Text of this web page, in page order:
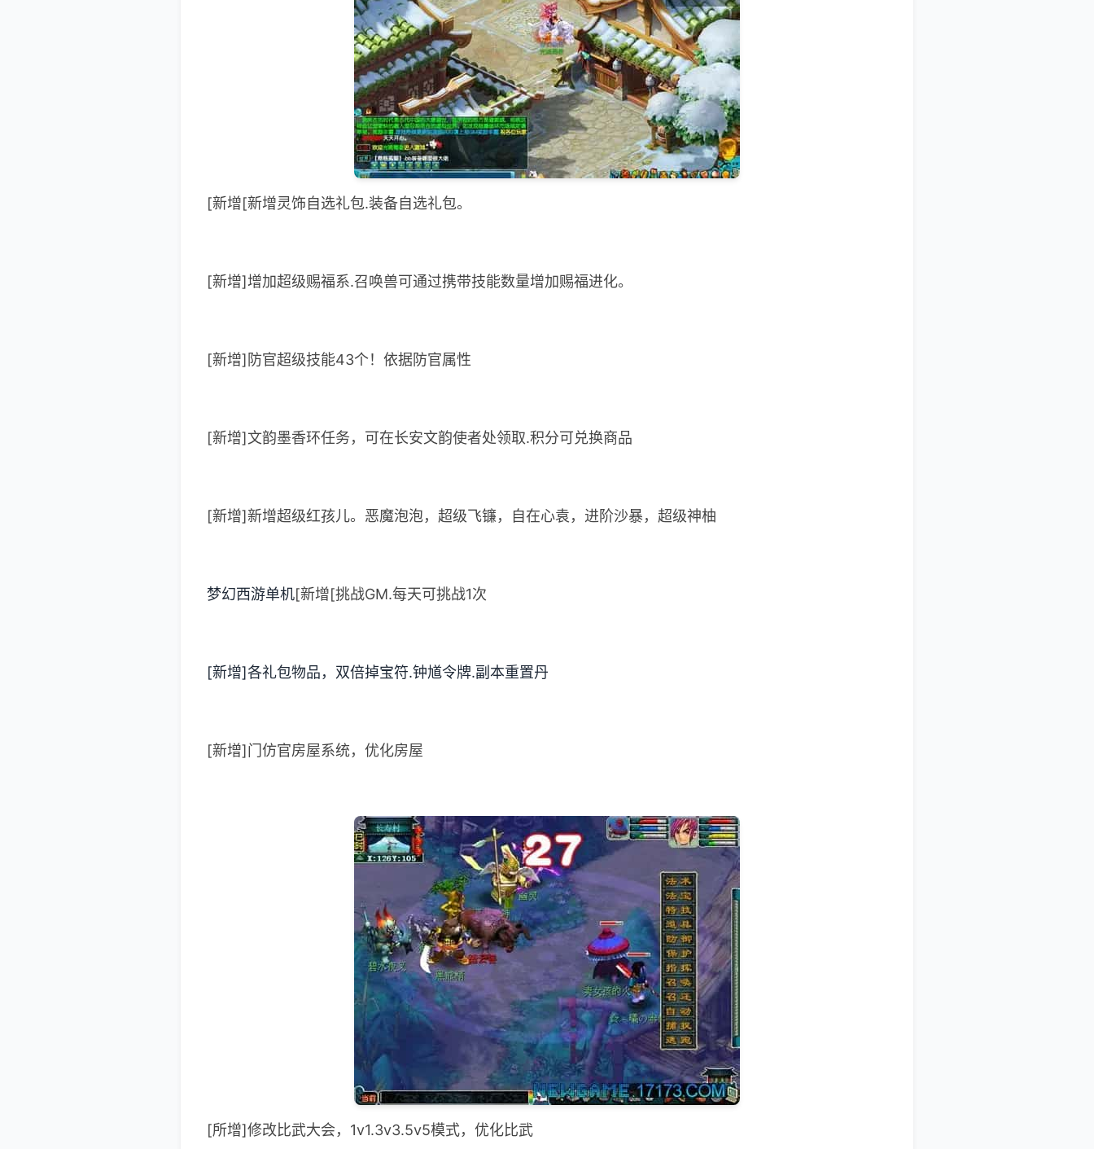
[新增[新增灵饰自选礼包.装备自选礼包。
[新增]增加超级赐福系.召唤兽可通过携带技能数量增加赐福进化。
[新增]防官超级技能43个！依据防官属性
[新增]文韵墨香环任务，可在长安文韵使者处领取.积分可兑换商品
[新增]新增超级红孩儿。恶魔泡泡，超级飞镰，自在心袁，进阶沙暴，超级神柚
梦幻西游单机[新增[挑战GM.每天可挑战1次
[新增]各礼包物品，双倍掉宝符.钟馗令牌.副本重置丹
[新增]门仿官房屋系统，优化房屋
[所增]修改比武大会，1v1.3v3.5v5模式，优化比武